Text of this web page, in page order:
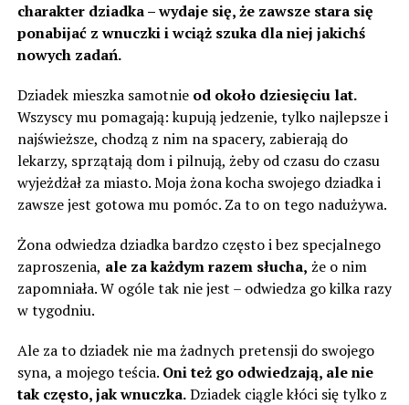
charakter dziadka – wydaje się, że zawsze stara się
ponabijać z wnuczki i wciąż szuka dla niej jakichś
nowych zadań.
Dziadek mieszka samotnie od około dziesięciu lat.
Wszyscy mu pomagają: kupują jedzenie, tylko najlepsze i
najświeższe, chodzą z nim na spacery, zabierają do
lekarzy, sprzątają dom i pilnują, żeby od czasu do czasu
wyjeżdżał za miasto. Moja żona kocha swojego dziadka i
zawsze jest gotowa mu pomóc. Za to on tego nadużywa.
Żona odwiedza dziadka bardzo często i bez specjalnego
zaproszenia, ale za każdym razem słucha, że ​​o nim
zapomniała. W ogóle tak nie jest – odwiedza go kilka razy
w tygodniu.
Ale za to dziadek nie ma żadnych pretensji do swojego
syna, a mojego teścia. Oni też go odwiedzają, ale nie
tak często, jak wnuczka.Dziadek ciągle kłóci się tylko z